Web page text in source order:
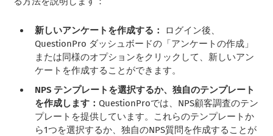
新しいアンケートを作成する： ログイン後、
QuestionPro ダッシュボードの「アンケートの作成」
または同様のオプションをクリックして、新しいアン
ケートを作成することができます。
NPS テンプレートを選択するか、独自のテンプレート
を作成します：QuestionProでは、NPS顧客調査のテン
プレートを提供しています。これらのテンプレートか
ら1つを選択するか、独自のNPS質問を作成することが